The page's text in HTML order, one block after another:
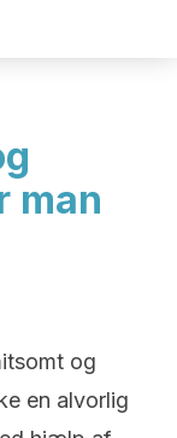
man
og
en alvorlig